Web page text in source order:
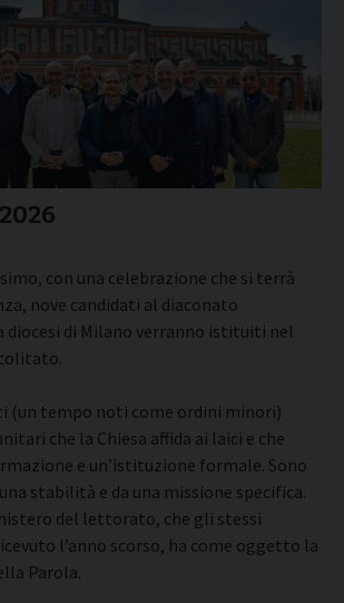
con una celebrazione che si terrà
nove candidati al diaconato
diocesi di Milano verranno istituiti nel
(un tempo noti come ordini minori)
che la Chiesa affida ai laici e che
e un’istituzione formale. Sono
stabilità e da una missione specifica.
del lettorato, che gli stessi
l’anno scorso, ha come oggetto la
Parola.